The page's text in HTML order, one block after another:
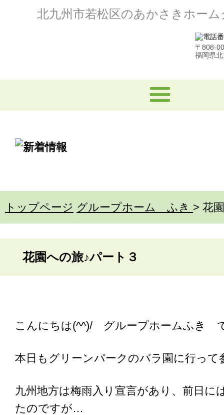
北九州市若松区のあかさきホー
〒808-
福岡県
トップページ グループホーム ふき > 花
花園への旅♪パート３
こんにちは(^^)/ グループホームふき
本日もグリーンパークのバラ園に行って
九州地方は梅雨入り宣言があり、前日に
たのですが…